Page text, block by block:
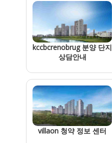
kccbcrenobrug 분양 단지
상담안내
villaon 청약 정보 센터